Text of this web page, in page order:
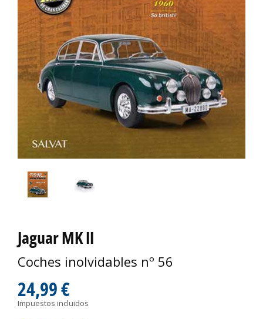
Jaguar MK II
Coches inolvidables nº 56
24,99 €
Impuestos incluidos